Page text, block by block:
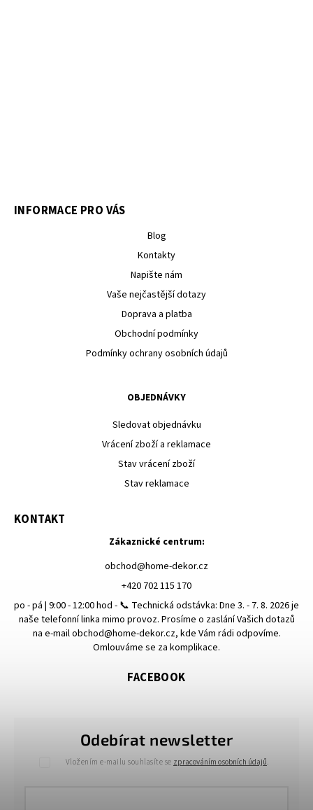
INFORMACE PRO VÁS
Blog
Kontakty
Napište nám
Vaše nejčastější dotazy
Doprava a platba
Obchodní podmínky
Podmínky ochrany osobních údajů
OBJEDNÁVKY
Sledovat objednávku
Vrácení zboží a reklamace
Stav vrácení zboží
Stav reklamace
Odebírat newsletter
Vložením e-mailu souhlasíte se zpracováním osobních údajů.
KONTAKT
Zákaznické centrum:
obchod@home-dekor.cz
+420 702 115 170
po - pá | 9:00 - 12:00 hod - 📞 Technická odstávka: Dne 3. - 7. 8. 2026 je
naše telefonní linka mimo provoz. Prosíme o zaslání Vašich dotazů
na e-mail obchod@home-dekor.cz, kde Vám rádi odpovíme.
Omlouváme se za komplikace.
FACEBOOK